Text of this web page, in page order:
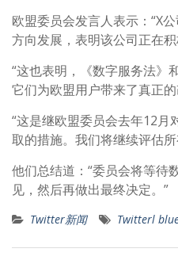
欧盟委员会发言人表示：“X
方向发展，表明该公司正在
“这也表明，《数字服务法》
它们为欧盟用户带来了真正
“这是继欧盟委员会去年12月
取的措施。我们将继续评估
他们总结道：“委员会将等待
见，然后再做出最终决定。”
Twitter新闻 Twitterl